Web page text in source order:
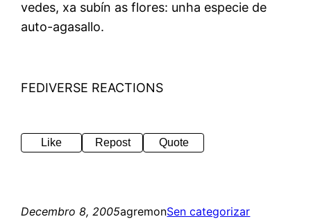
vedes, xa subín as flores: unha especie de
auto-agasallo.
FEDIVERSE REACTIONS
Like Repost Quote
Decembro 8, 2005agremonSen categorizar